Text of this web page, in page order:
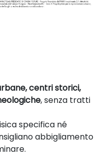
centri storici,
, senza tratti
specifica né
abbigliamento